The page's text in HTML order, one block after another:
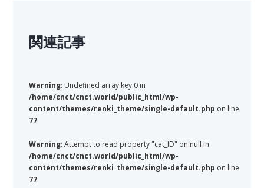
関連記事
Warning: Undefined array key 0 in
/home/cnct/cnct.world/public_html/wp-
content/themes/renki_theme/single-default.php on line
77
Warning: Attempt to read property "cat_ID" on null in
/home/cnct/cnct.world/public_html/wp-
content/themes/renki_theme/single-default.php on line
77